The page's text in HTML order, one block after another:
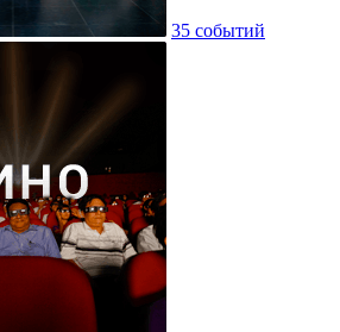
35 событий